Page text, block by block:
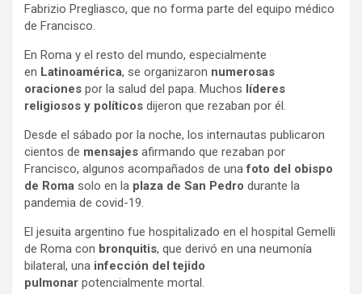
Fabrizio Pregliasco, que no forma parte del equipo médico
de Francisco.
En Roma y el resto del mundo, especialmente
en Latinoamérica, se organizaron numerosas
oraciones por la salud del papa. Muchos líderes
religiosos y políticos dijeron que rezaban por él.
Desde el sábado por la noche, los internautas publicaron
cientos de mensajes afirmando que rezaban por
Francisco, algunos acompañados de unafoto del obispo
de Roma solo en la plaza de San Pedro durante la
pandemia de covid-19.
El jesuita argentino fue hospitalizado en el hospital Gemelli
de Roma con bronquitis, que derivó en una neumonía
bilateral, una infección del tejido
pulmonar potencialmente mortal.